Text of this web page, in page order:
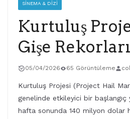
SINEMA & DIZI
Kurtuluş
Gişe
05/04/2026 65 Görüntüleme
Kurtuluş Projesi (Project Hail
genelinde etkileyici bir başlangıç
hafta sonunda 140 milyon dolar